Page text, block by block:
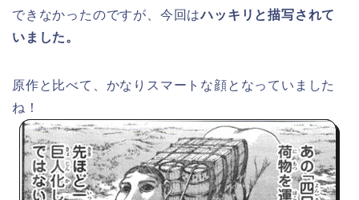
できなかったのですが、今回はハッキリと描写されて
いました。
原作と比べて、かなりスマートな顔となっていました
ね！